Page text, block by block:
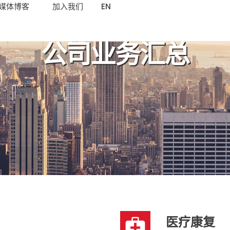
体博客 加入我们 EN
公司业务汇总
医疗康复